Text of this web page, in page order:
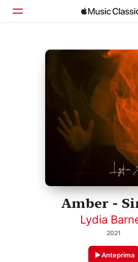
Home
Amber -
Lydia
2021
Anteprima